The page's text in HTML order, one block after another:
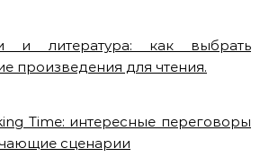
и литература: как выбрать
произведения для чтения.
Time: интересные переговоры
сценарии